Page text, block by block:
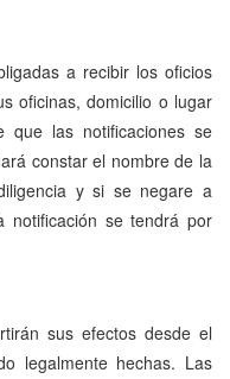
a recibir los oficios
oficinas, domicilio o lugar
las notificaciones se
constar el nombre de la
y si se negare a
se tendrá por
sus efectos desde el
legalmente hechas. Las